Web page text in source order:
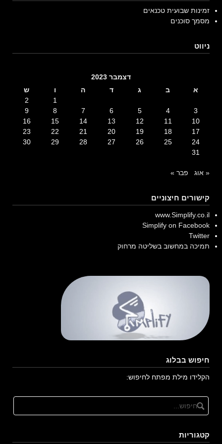
זמינות שבועית טכנאים
מסמך סוכנים
ניווט
דצמבר 2023
א
ב ג ד ה ו
ש
1
2
3
4
5
6
7
8
9
10
11
12
13
14
15
16
17
18
19
20
21
22
23
24
25
26
27
28
29
30
31
« אוג פבר »
קישורים חיצוניים
www.Simplify.co.il
Simplify on Facebook
Twitter
תמיכה במחשוב בשליטה מרחוק
חיפוש בבלוג
הקלידו מילת מפתח לחיפוש:
קטגוריות